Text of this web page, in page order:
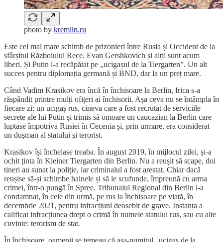
photo by kremlin.ru
Este cel mai mare schimb de prizonieri între Rusia și Occident de la
sfârșitul Războiului Rece. Evan Gershkovich și alții sunt acum
liberi. Și Putin l-a recăpătat pe „ucigașul de la Tiergarten”. Un alt
succes pentru diplomația germană și BND, dar la un preț mare.
Când Vadim Krasikov era încă în închisoare la Berlin, frica s-a
răspândit printre mulți ofițeri ai închisorii. Așa ceva nu se întâmpla în
fiecare zi: un ucigaș rus, cineva care a fost recrutat de serviciile
secrete ale lui Putin și trimis să omoare un caucazian la Berlin care
luptase împotriva Rusiei în Cecenia și, prin urmare, era considerat
un duşman al statului şi terorist.
Krasikov își încheiase treaba. În august 2019, în mijlocul zilei, și-a
ochit ținta în Kleiner Tiergarten din Berlin. Nu a reușit să scape, doi
tineri au sunat la poliție, iar criminalul a fost arestat. Chiar dacă
reușise să-și schimbe hainele și să le scufunde, împreună cu arma
crimei, într-o pungă în Spree. Tribunalul Regional din Berlin l-a
condamnat, în cele din urmă, pe rus la închisoare pe viață, în
decembrie 2021, pentru infracțiuni deosebit de grave. Instanța a
calificat infracțiunea drept o crimă în numele statului rus, sau cu alte
cuvinte: terorism de stat.
În închisoare, oamenii se temeau că așa-numitul „ucigaș de la